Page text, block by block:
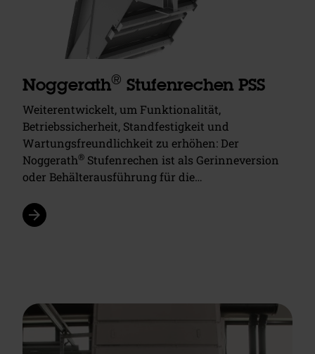
Noggerath® Stufenrechen PSS
Weiterentwickelt, um Funktionalität,
Betriebssicherheit, Standfestigkeit und
Wartungsfreundlichkeit zu erhöhen: Der
Noggerath® Stufenrechen ist als Gerinneversion
oder Behälterausführung für die…
arrow_forward